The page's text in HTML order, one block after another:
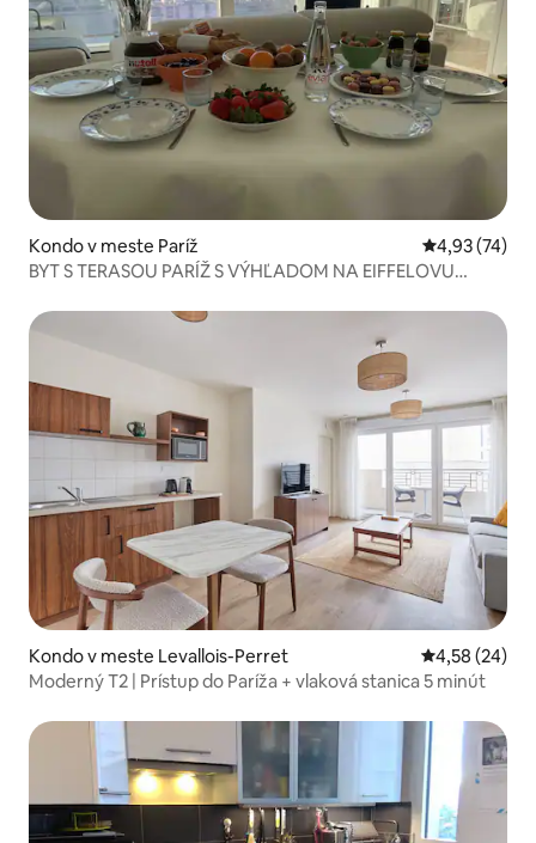
Kondo v meste Paríž Priemerné
4,93 (74)
BYT S TERASOU PARÍŽ S VÝHĽADOM NA EIFFELOVU
Kondo v meste Levallois-Perret Priemerné
4,58 (24)
Moderný T2 | Prístup do Paríža + vlaková stanica 5 minút